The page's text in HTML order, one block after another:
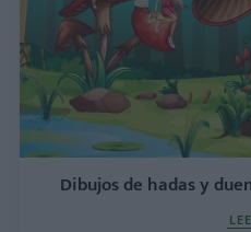
Dibujos de hadas y